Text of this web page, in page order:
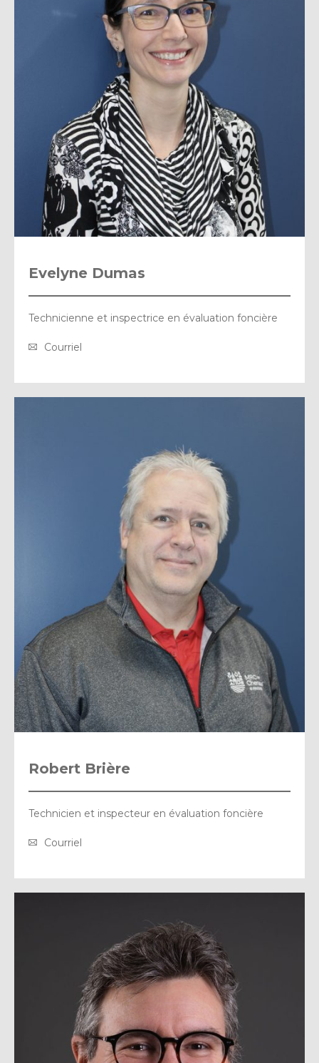
Evelyne Dumas
Technicienne et inspectrice en évaluation foncière
Courriel
Robert Brière
Technicien et inspecteur en évaluation foncière
Courriel